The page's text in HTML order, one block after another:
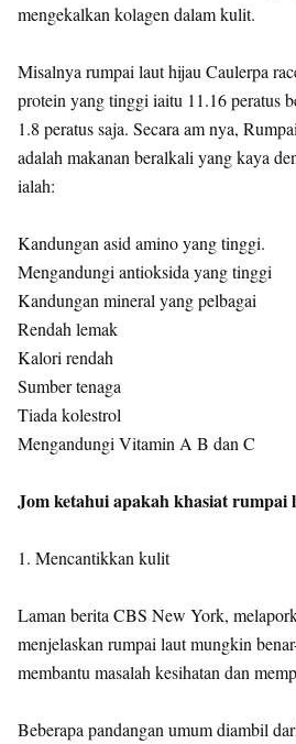
mengekalkan kolagen dalam kulit.
Misalnya rumpai laut hijau Caulerpa
protein yang tinggi iaitu 11.16 peratus
1.8 peratus saja. Secara am nya,
adalah makanan beralkali yang kaya
ialah:
Kandungan asid amino yang tinggi.
Mengandungi antioksida yang tinggi
Kandungan mineral yang pelbagai
Rendah lemak
Kalori rendah
Sumber tenaga
Tiada kolestrol
Mengandungi Vitamin A B dan C
Jom ketahui apakah khasiat rumpai
1. Mencantikkan kulit
Laman berita CBS New York,
menjelaskan rumpai laut mungkin
membantu masalah kesihatan dan
Beberapa pandangan umum diambil